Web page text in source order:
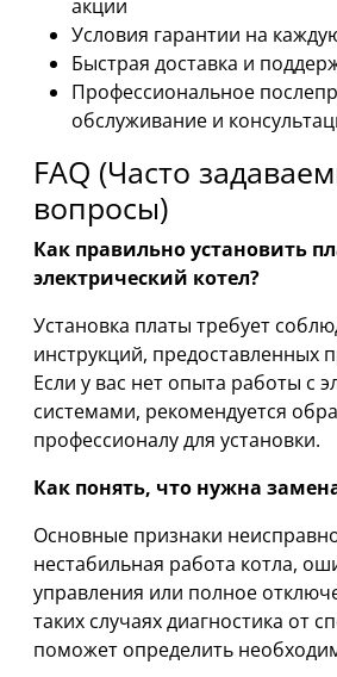
акции
Условия гарантии на
Быстрая доставка и
Профессиональное
обслуживание и
FAQ (Часто
вопросы)
Как правильно установить
электрический котел?
Установка платы требует
инструкций, предоставленных
Если у вас нет опыта работы с
системами, рекомендуется
профессионалу для установки.
Как понять, что нужна
Основные признаки
нестабильная работа котла,
управления или полное
таких случаях диагностика от
поможет определить